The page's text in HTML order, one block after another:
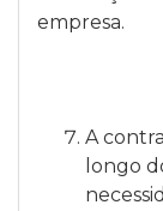
empresa.
A
longo